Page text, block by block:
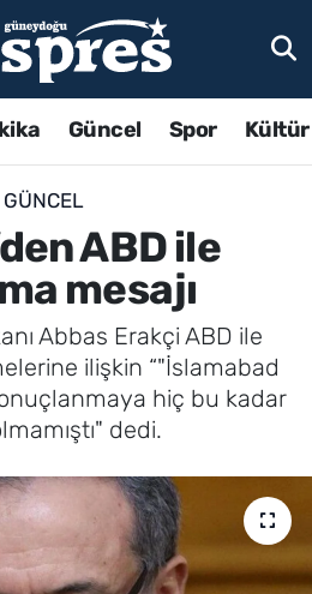
Güncel Spor
GÜNCEL
ABD ile
mesajı
Abbas Erakçi ABD ile
ilişkin “"İslamabad
hiç bu kadar
dedi.